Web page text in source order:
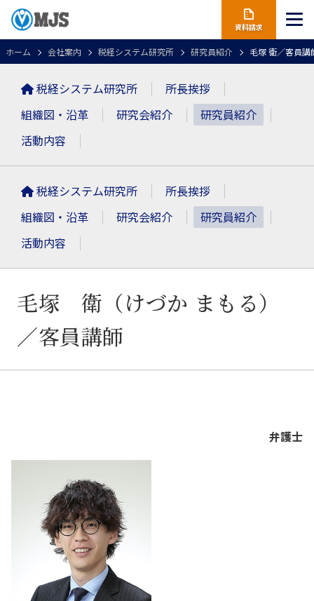
資料請求
ホーム 会社案内 税経システム研究所 研究員紹介 毛塚 衛／客員講
税経システム研究所
所長挨拶
組織図・沿革
研究会紹介
研究員紹介
活動内容
税経システム研究所
所長挨拶
組織図・沿革
研究会紹介
研究員紹介
活動内容
毛塚 衛（けづか まもる）
／客員講師
弁護士